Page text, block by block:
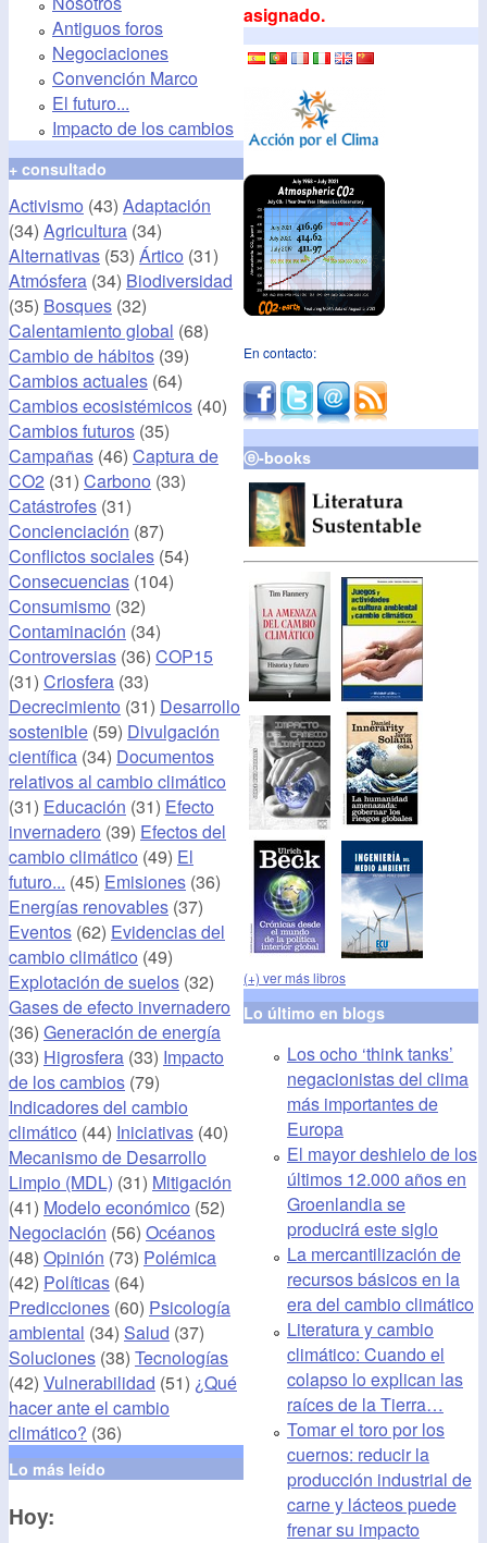
Antiguos foros
Negociaciones
Convención Marco
El futuro...
Impacto de los cambios
+ consultado
Activismo (43) Adaptación
(34) Agricultura (34)
Alternativas (53) Ártico (31)
Atmósfera (34) Biodiversidad
(35) Bosques (32)
Calentamiento global (68)
Cambio de hábitos (39)
Cambios actuales (64)
Cambios ecosistémicos (40)
Cambios futuros (35)
Campañas (46) Captura de
CO2 (31) Carbono (33)
Catástrofes (31)
Concienciación (87)
Conflictos sociales (54)
Consecuencias (104)
Consumismo (32)
Contaminación (34)
Controversias (36) COP15
(31) Criosfera (33)
Decrecimiento (31) Desarrollo
sostenible (59) Divulgación
científica (34) Documentos
relativos al cambio climático
(31) Educación (31) Efecto
invernadero (39) Efectos del
cambio climático (49) El
futuro... (45) Emisiones (36)
Energías renovables (37)
Eventos (62) Evidencias del
cambio climático (49)
Explotación de suelos (32)
Gases de efecto invernadero
(36) Generación de energía
(33) Higrosfera (33) Impacto
de los cambios (79)
Indicadores del cambio
climático (44) Iniciativas (40)
Mecanismo de Desarrollo
Limpio (MDL) (31) Mitigación
(41) Modelo económico (52)
Negociación (56) Océanos
(48) Opinión (73) Polémica
(42) Políticas (64)
Predicciones (60) Psicología
ambiental (34) Salud (37)
Soluciones (38) Tecnologías
(42) Vulnerabilidad (51) ¿Qué
hacer ante el cambio
climático? (36)
Lo más leído
Hoy:
asignado.
En contacto:
ⓔ-books
(+) ver más libros
Lo último en blogs
Los ocho ‘think tanks’
negacionistas del clima
más importantes de
Europa
El mayor deshielo de los
últimos 12.000 años en
Groenlandia se
producirá este siglo
La mercantilización de
recursos básicos en la
era del cambio climático
Literatura y cambio
climático: Cuando el
colapso lo explican las
raíces de la Tierra…
Tomar el toro por los
cuernos: reducir la
producción industrial de
carne y lácteos puede
frenar su impacto